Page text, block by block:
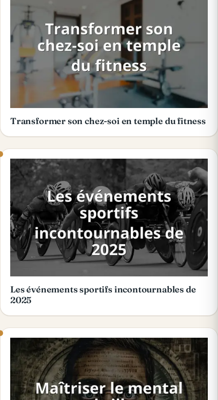
Transformer son chez-soi en temple du fitness
Les événements sportifs incontournables de
2025